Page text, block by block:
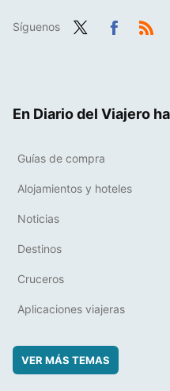
Síguenos
En Diario del Viajero
Guías de compra
Alojamientos y hoteles
Noticias
Destinos
Cruceros
Aplicaciones viajeras
VER MÁS TEMAS